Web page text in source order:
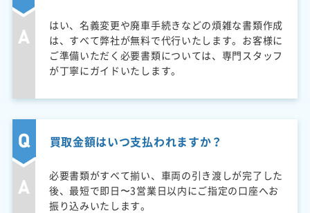
はい、名義変更や廃車手続きなどの煩雑な書類作成
は、すべて弊社が無料で代行いたします。お客様に
ご準備いただく必要書類については、専門スタッフ
が丁寧にガイドいたします。
買取金額はいつ支払われますか？
必要書類がすべて揃い、車両の引き渡しが完了した
後、最短で即日〜3営業日以内にご指定の口座へお
振り込みいたします。